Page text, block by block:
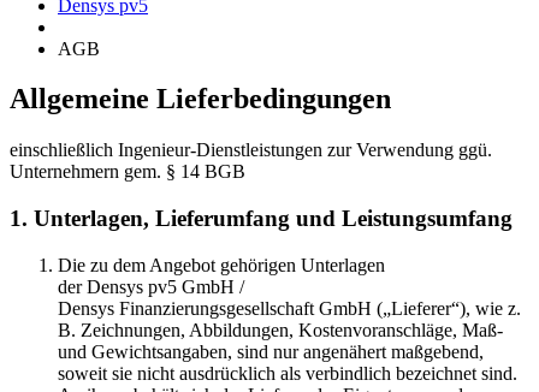
Densys pv5
AGB
Allgemeine Lieferbedingungen
einschließlich Ingenieur-Dienstleistungen zur Verwendung ggü.
Unternehmern gem. § 14 BGB
1. Unterlagen, Lieferumfang und Leistungsumfang
Die zu dem Angebot gehörigen Unterlagen
der Densys pv5 GmbH /
Densys Finanzierungsgesellschaft GmbH („Lieferer“), wie z.
B. Zeichnungen, Abbildungen, Kostenvoranschläge, Maß-
und Gewichtsangaben, sind nur angenähert maßgebend,
soweit sie nicht ausdrücklich als verbindlich bezeichnet sind.